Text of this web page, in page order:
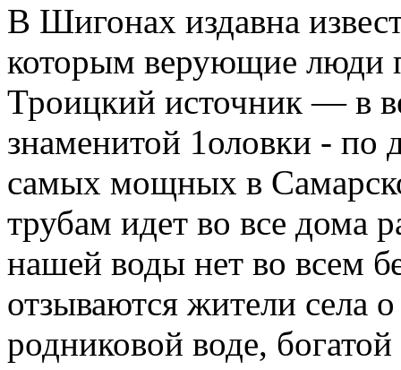
В Шигонах издавна
которым верующие люди
Троицкий источник — в
знаменитой 1оловки - по
самых мощных в
трубам идет во все дома
нашей воды нет во всем
отзываются жители села
родниковой воде,